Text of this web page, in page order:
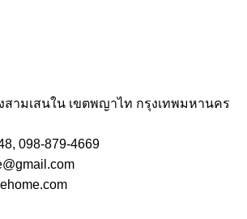
สามเสนใน เขตพญาไท กรุงเทพมหานคร
098-879-4669